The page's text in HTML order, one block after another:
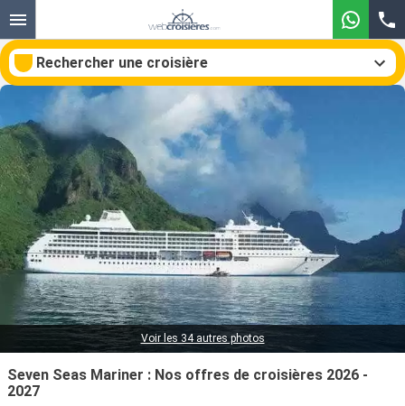
Rechercher une croisière
Nos destinations
Mois de départ
Ports Compagnies
Rechercher
Seven Seas Mariner : Nos offres de croisières 2026 -
2027
Voir les 34 autres photos